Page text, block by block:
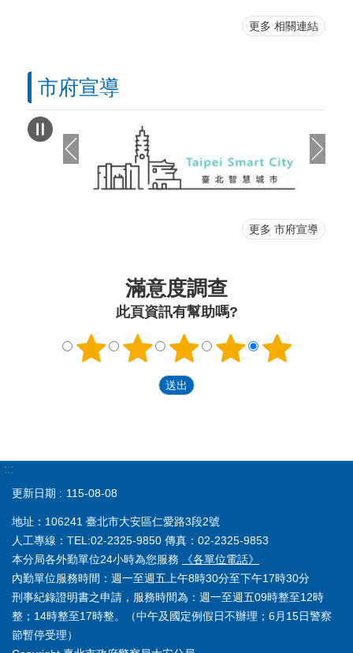
更多 相關連結
市府宣導
更多 市府宣導
滿意度調查
此頁資訊有幫助嗎?
:::
更新日期 115-08-08
地址：106241 臺北市大安區仁愛路3段2號
人工專線：TEL:02-2325-9850 傳真：02-2325-9853
本分局各外勤單位24小時為您服務
《各單位電話》
內勤單位服務時間：週一至週五上午8時30分至下午17時30分
刑事紀錄證明書之申請，服務時間為：週一至週五09時整至12時
整；14時整至17時整。（中午及國定例假日不辦理；6月15日警察
節暫停受理）